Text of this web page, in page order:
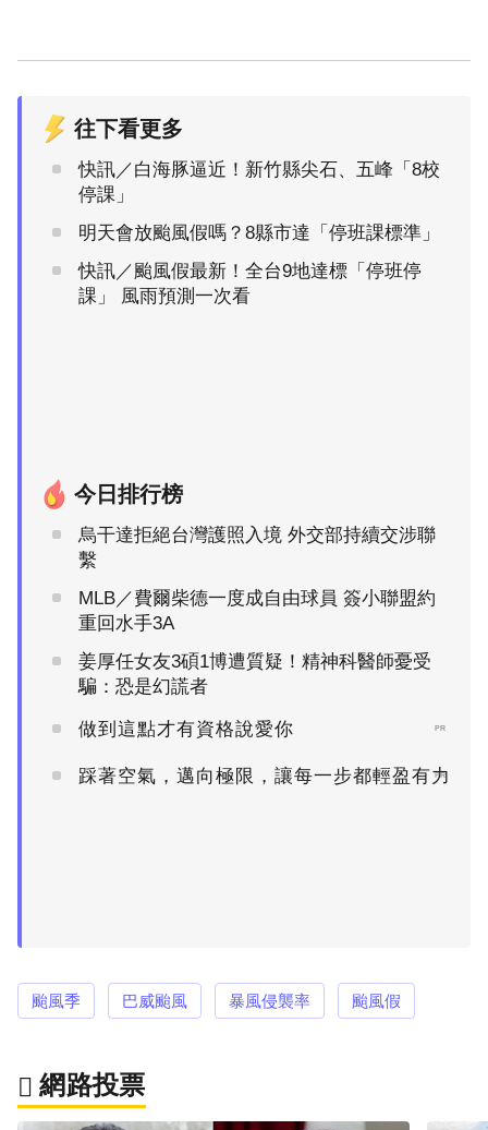
往下看更多
快訊／白海豚逼近！新竹縣尖石、五峰「8校
停課」
明天會放颱風假嗎？8縣市達「停班課標準」
快訊／颱風假最新！全台9地達標「停班停
課」 風雨預測一次看
今日排行榜
烏干達拒絕台灣護照入境 外交部持續交涉聯
繫
MLB／費爾柴德一度成自由球員 簽小聯盟約
重回水手3A
姜厚任女友3碩1博遭質疑！精神科醫師憂受
騙：恐是幻謊者
做到這點才有資格說愛你 PR
踩著空氣，邁向極限，讓每一步都輕盈有力
PR
颱風季 巴威颱風 暴風侵襲率 颱風假
網路投票